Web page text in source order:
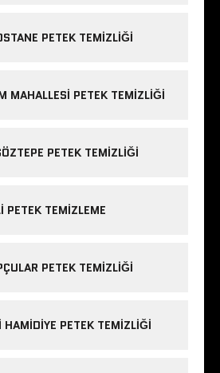
PETEK TEMIZLIĞI
MAHALLESI PETEK TEMIZLIĞI
PETEK TEMIZLIĞI
PETEK TEMIZLEME
PETEK TEMIZLIĞI
HAMIDIYE PETEK TEMIZLIĞI